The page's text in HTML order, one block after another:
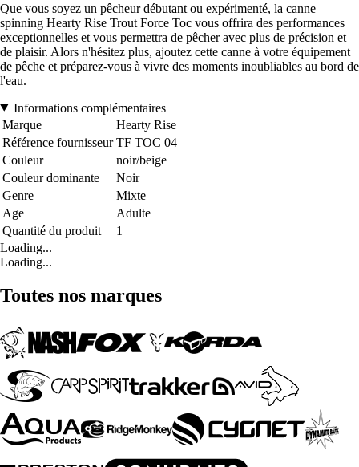
Que vous soyez un pêcheur débutant ou expérimenté, la canne
spinning Hearty Rise Trout Force Toc vous offrira des performances
exceptionnelles et vous permettra de pêcher avec plus de précision et
de plaisir. Alors n'hésitez plus, ajoutez cette canne à votre équipement
de pêche et préparez-vous à vivre des moments inoubliables au bord de
l'eau.
Informations complémentaires
Marque
Hearty Rise
Référence fournisseur TF TOC 04
Couleur
noir/beige
Couleur dominante
Noir
Genre
Mixte
Age
Adulte
Quantité du produit
1
Loading...
Loading...
Toutes nos marques